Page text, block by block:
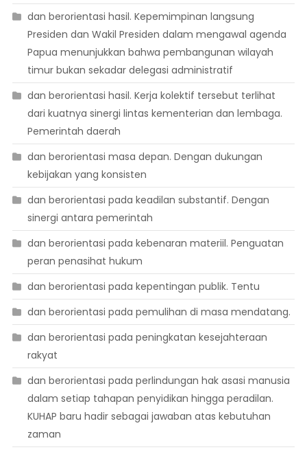
dan berorientasi hasil. Kepemimpinan langsung
Presiden dan Wakil Presiden dalam mengawal agenda
Papua menunjukkan bahwa pembangunan wilayah
timur bukan sekadar delegasi administratif
dan berorientasi hasil. Kerja kolektif tersebut terlihat
dari kuatnya sinergi lintas kementerian dan lembaga.
Pemerintah daerah
dan berorientasi masa depan. Dengan dukungan
kebijakan yang konsisten
dan berorientasi pada keadilan substantif. Dengan
sinergi antara pemerintah
dan berorientasi pada kebenaran materiil. Penguatan
peran penasihat hukum
dan berorientasi pada kepentingan publik. Tentu
dan berorientasi pada pemulihan di masa mendatang.
dan berorientasi pada peningkatan kesejahteraan
rakyat
dan berorientasi pada perlindungan hak asasi manusia
dalam setiap tahapan penyidikan hingga peradilan.
KUHAP baru hadir sebagai jawaban atas kebutuhan
zaman